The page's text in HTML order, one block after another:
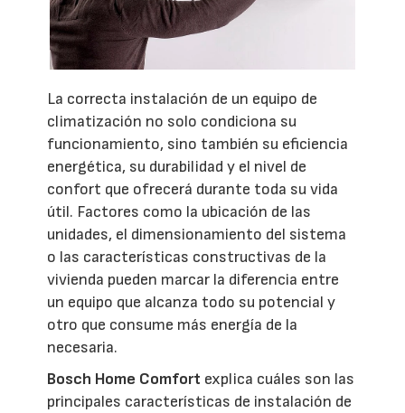
La correcta instalación de un equipo de
climatización no solo condiciona su
funcionamiento, sino también su eficiencia
energética, su durabilidad y el nivel de
confort que ofrecerá durante toda su vida
útil. Factores como la ubicación de las
unidades, el dimensionamiento del sistema
o las características constructivas de la
vivienda pueden marcar la diferencia entre
un equipo que alcanza todo su potencial y
otro que consume más energía de la
necesaria.
Bosch Home Comfort explica cuáles son las
principales características de instalación de